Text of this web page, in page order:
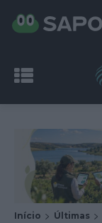
Início Últimas